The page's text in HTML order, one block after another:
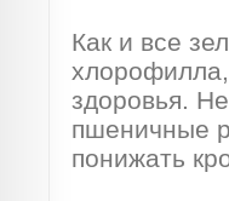
Как и все
здоровья.
пшеничные
понижать